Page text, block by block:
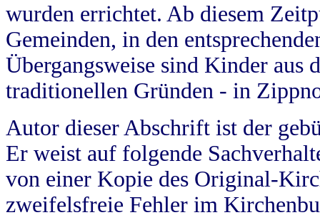
wurden errichtet. Ab diesem
Gemeinden, in den
Übergangsweise sind Kinder aus
traditionellen Gründen - in
Autor dieser Abschrift ist der
Er weist auf folgende
von einer Kopie des Original-
zweifelsfreie Fehler im